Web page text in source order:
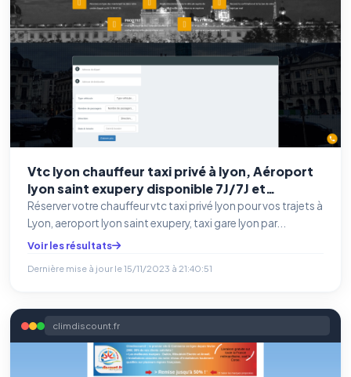
Vtc lyon chauffeur taxi privé à lyon, Aéroport
lyon saint exupery disponible 7J/7J et
24H/24H
Réserver votre chauffeur vtc taxi privé lyon pour vos trajets à
Lyon, aeroport lyon saint exupery, taxi gare lyon par...
Voir les résultats
Dernière mise à jour le15/11/2023 à 21:40:51
climdiscount.fr